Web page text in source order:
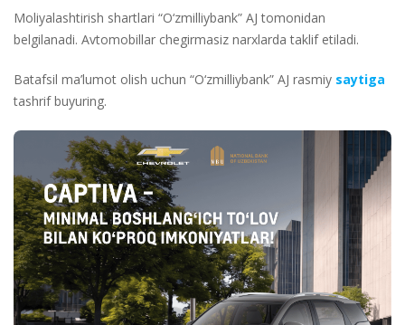
Moliyalashtirish shartlari “O‘zmilliybank” AJ tomonidan
belgilanadi. Avtomobillar chegirmasiz narxlarda taklif etiladi.
Batafsil ma’lumot olish uchun “O‘zmilliybank” AJ rasmiy saytiga
tashrif buyuring.